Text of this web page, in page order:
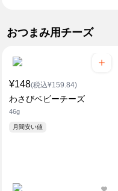
おつまみ用チーズ
¥148(税込¥159.84)
わさびベビーチーズ
46g
月間安い値